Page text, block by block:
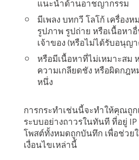
แนะนำด้านอาชญากรรม
มีเพลง บทกวี โลโก้ เครื่อง
รูปภาพ รูปถ่าย หรือเนื้อหา
เจ้าของ (หรือไม่ได้รับอนุญ
หรือมีเนื้อหาที่ไม่เหมาะสม
ความเกลียดชัง หรือผิดกฎ
หนึ่ง
การกระทำเช่นนี้จะทำให้คุณถู
ระบบอย่างถาวรในทันทีที่อยู่
โพสต์ทั้งหมดถูกบันทึก เพื่อช่วย
เงื่อนไขเหล่านี้